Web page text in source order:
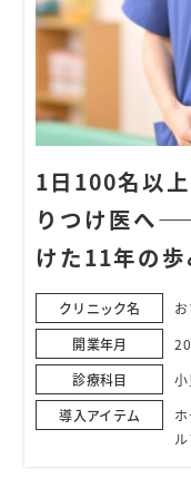
1日100名以
りつけ医へ
けた11年の歩
クリニック名
開業年月
診療科目
導入アイテム